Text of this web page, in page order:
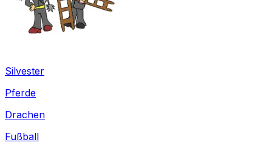
Silvester
Pferde
Drachen
Fußball